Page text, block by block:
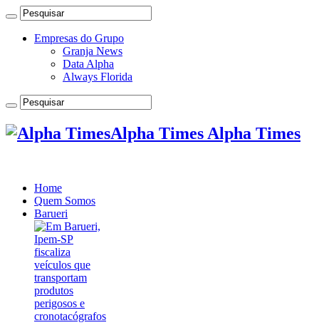
Empresas do Grupo
Granja News
Data Alpha
Always Florida
Alpha Times Alpha Times
Home
Quem Somos
Barueri